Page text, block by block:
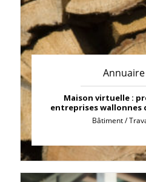
Annuaire
Maison virtuelle :
entreprises wallonnes
Bâtiment /